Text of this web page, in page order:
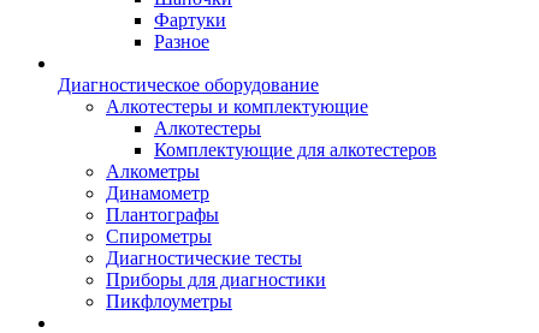
Фартуки
Разное
Диагностическое оборудование
Алкотестеры и комплектующие
Алкотестеры
Комплектующие для алкотестеров
Алкометры
Динамометр
Плантографы
Спирометры
Диагностические тесты
Приборы для диагностики
Пикфлоуметры